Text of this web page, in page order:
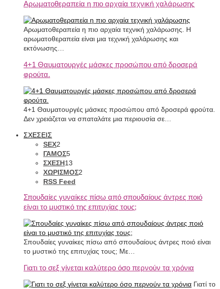
Αρωματοθεραπεία η πιο αρχαία τεχνική χαλάρωσης
Αρωματοθεραπεία η πιο αρχαία τεχνική χαλάρωσης. Η
αρωματοθεραπεία είναι μια τεχνική χαλάρωσης και
εκτόνωσης…
4+1 Θαυματουργές μάσκες προσώπου από δροσερά
φρούτα.
4+1 Θαυματουργές μάσκες προσώπου από δροσερά φρούτα.
Δεν χρειάζεται να σπαταλάτε μια περιουσία σε…
ΣΧΕΣΕΙΣ
SEX2
ΓΑΜΟΣ5
ΣΧΕΣΗ13
ΧΩΡΙΣΜΟΣ2
RSS Feed
Σπουδαίες γυναίκες πίσω από σπουδαίους άντρες πoιό
είναι το μυστικό της επιτυχίας τους;
Σπουδαίες γυναίκες πίσω από σπουδαίους άντρες ποιό είναι
το μυστικό της επιτυχίας τους; Με…
Γιατι το σεξ γίνεται καλύτερο όσο περνούν τα χρόνια
Γιατί το